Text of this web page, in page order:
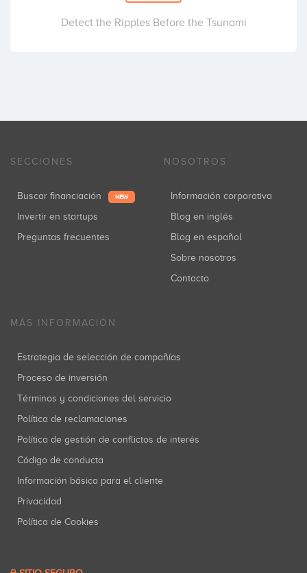
Detect the Ripples Before the Tsunami
SECCIONES
Buscar financiación NEW
Invertir en startups
Preguntas frecuentes
NOSOTROS
Información corporativa
Blog en inglés
Blog en español
Sobre nosotros
Contacto
MÁS INFORMACIÓN
Estrategia de selección de compañías
Proceso de inversión
Términos y condiciones del servicio
Política de reclamaciones
Política de gestión de conflictos de interés
Código de conducta
Información básica para el cliente
Privacidad
Política de Cookies